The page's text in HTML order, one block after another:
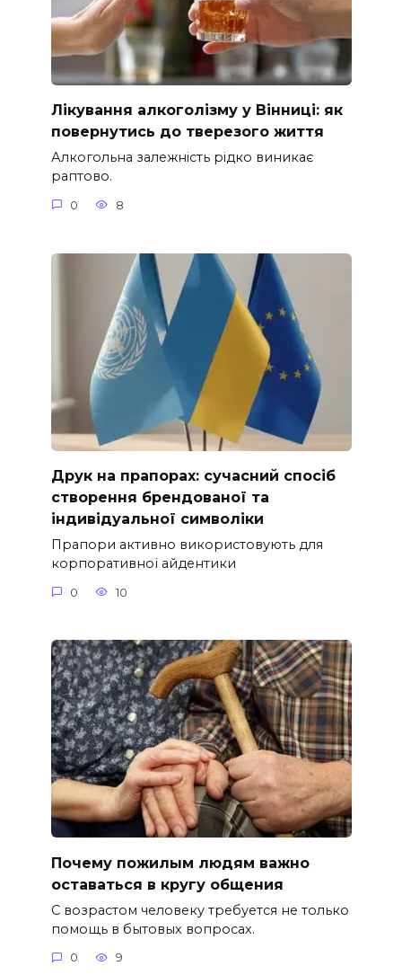
Лікування алкоголізму у Вінниці: як
повернутись до тверезого життя
Алкогольна залежність рідко виникає
раптово.
0 8
Друк на прапорах: сучасний спосіб
створення брендованої та
індивідуальної символіки
Прапори активно використовують для
корпоративної айдентики
0 10
Почему пожилым людям важно
оставаться в кругу общения
С возрастом человеку требуется не только
помощь в бытовых вопросах.
0 9